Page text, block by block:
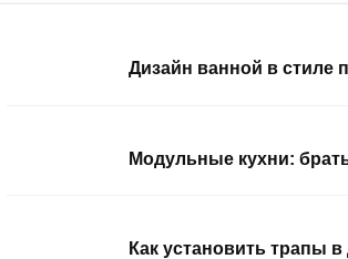
Дизайн ванной в стиле
Модульные кухни:
Как установить трапы